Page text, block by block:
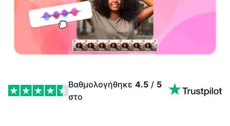
Βαθμολογήθηκε 4.5 / 5
στο